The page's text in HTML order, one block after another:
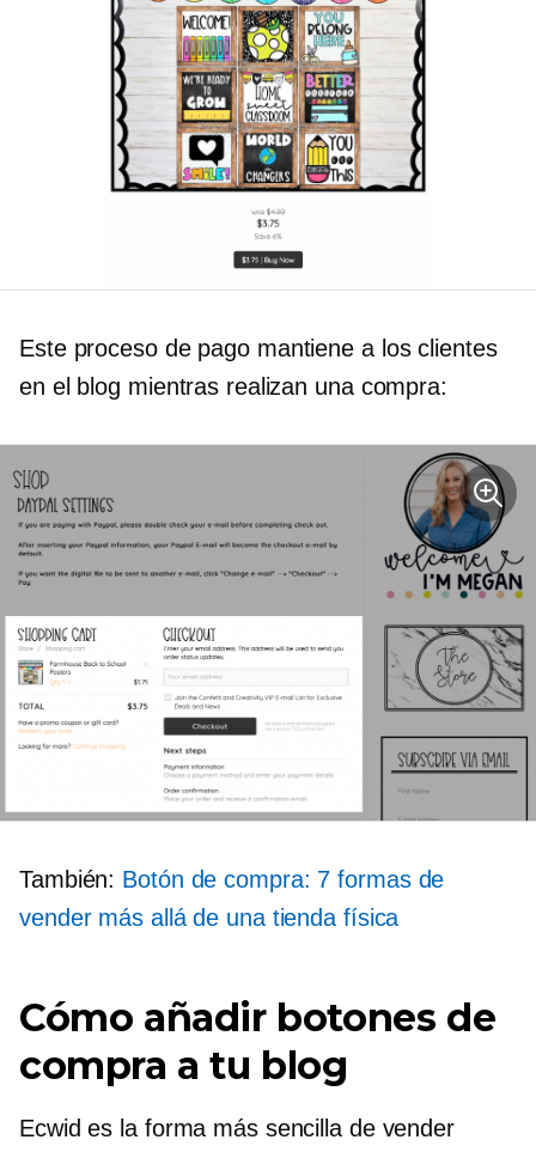
Este proceso de pago mantiene a los clientes
en el blog mientras realizan una compra:
También: Botón de compra: 7 formas de
vender más allá de una tienda física
Cómo añadir botones de
compra a tu blog
Ecwid es la forma más sencilla de vender